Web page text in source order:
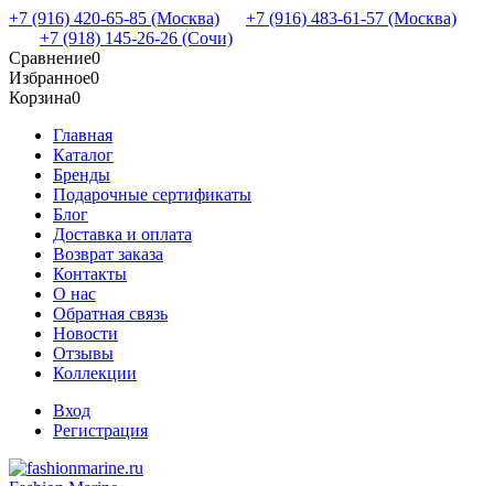
+7 (916) 420-65-85 (Москва)
+7 (916) 483-61-57 (Москва)
+7 (918) 145-26-26 (Сочи)
Сравнение0
Избранное0
Корзина0
Главная
Каталог
Бренды
Подарочные сертификаты
Блог
Доставка и оплата
Возврат заказа
Контакты
О нас
Обратная связь
Новости
Отзывы
Коллекции
Вход
Регистрация